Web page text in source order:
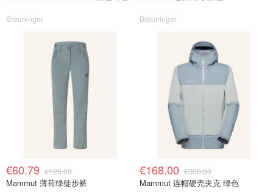
Breuninger Breuninger
€60.79 €120.00
Mammut 薄荷绿徒步裤
€168.00 €300.00
Mammut 连帽硬壳夹克 绿色